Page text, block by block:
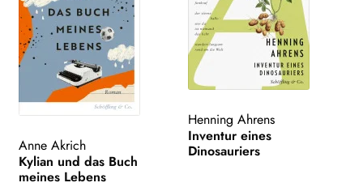
Anne Akrich
Kylian und das Buch
meines Lebens
Henning Ahrens
Inventur eines
Dinosauriers